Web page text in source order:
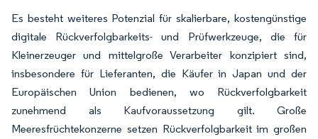
Es besteht weiteres Potenzial für skalierbare, kostengünstige
digitale Rückverfolgbarkeits- und Prüfwerkzeuge, die für
Kleinerzeuger und mittelgroße Verarbeiter konzipiert sind,
insbesondere für Lieferanten, die Käufer in Japan und der
Europäischen Union bedienen, wo Rückverfolgbarkeit
zunehmend als Kaufvoraussetzung gilt. Große
Meeresfrüchtekonzerne setzen Rückverfolgbarkeit im großen